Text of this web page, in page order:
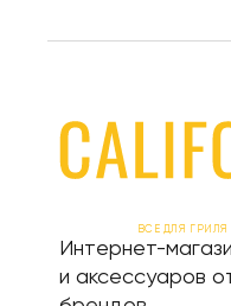
ВСЕ ДЛЯ
Интернет-
и аксессуаров